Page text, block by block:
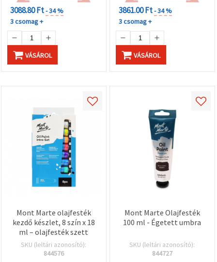
3088.80 Ft- 34 %
3 csomag +
VÁSÁROL
3861.00 Ft- 34 %
3 csomag +
VÁSÁROL
Mont Marte olajfesték
kezdő készlet, 8 szín x 18
ml – olajfesték szett
SKU (leltári azonosító):
844576
Mont Marte Olajfesték
100 ml - Égetett umbra
SKU (leltári azonosító):
844727